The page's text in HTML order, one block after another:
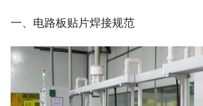
一、电路板贴片焊接规范